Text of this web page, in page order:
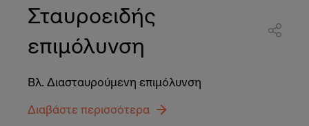
Σταυροειδής
επιμόλυνση
Βλ. Διασταυρούμενη επιμόλυνση
Διαβάστε περισσότερα